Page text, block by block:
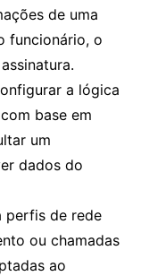
de uma
funcionário, o
a lógica
base em
um
dados do
perfis de rede
ou chamadas
ao